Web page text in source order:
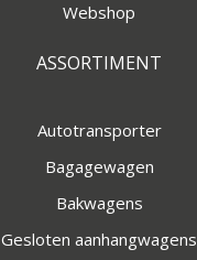
Webshop
ASSORTIMENT
Autotransporter
Bagagewagen
Bakwagens
Gesloten aanhangwagens